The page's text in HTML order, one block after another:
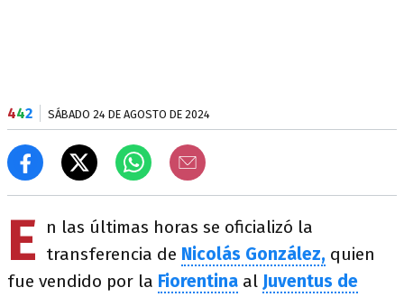
442 SÁBADO 24 DE AGOSTO DE 2024
E
n las últimas horas se oficializó la
transferencia de Nicolás González, quien
fue vendido por la Fiorentina al Juventus de